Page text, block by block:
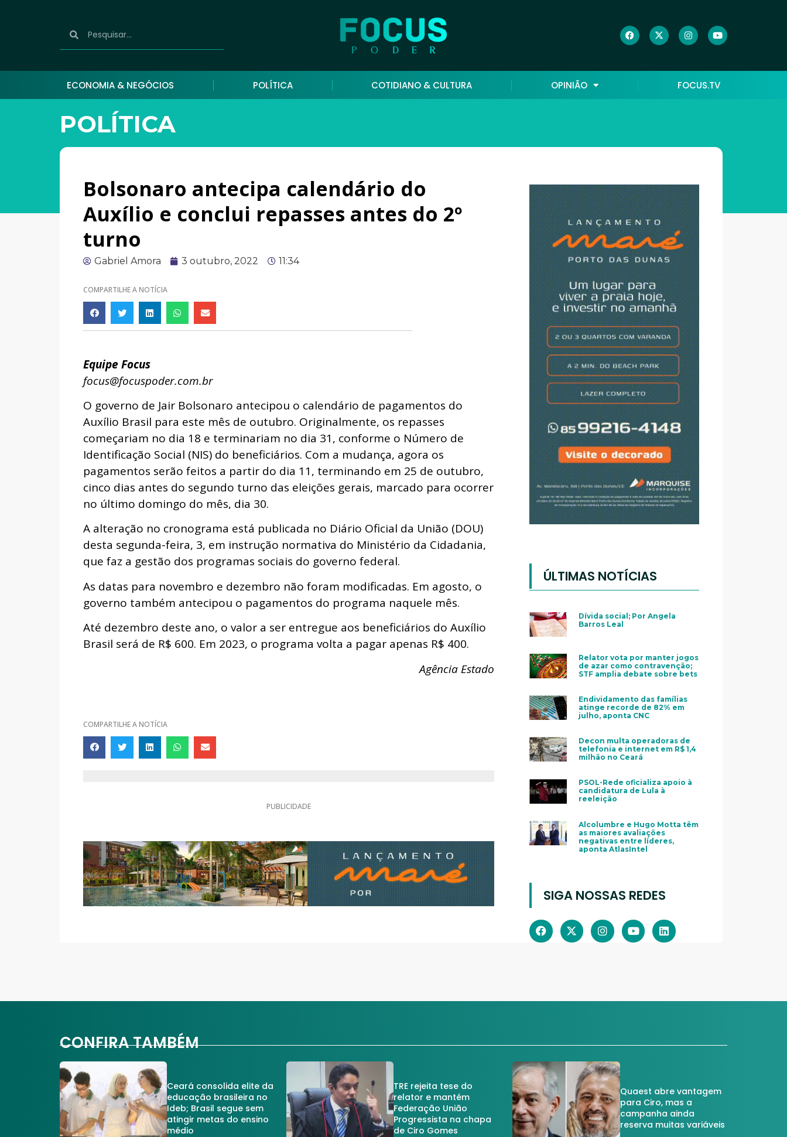
ECONOMIA & NEGÓCIOS POLÍTICA COTIDIANO & CULTURA OPINIÃO FOCUS.TV
POLÍTICA
Bolsonaro antecipa calendário do
Auxílio e conclui repasses antes do 2º
turno
Gabriel Amora 3 outubro, 2022 11:34
COMPARTILHE A NOTÍCIA
Equipe Focus
focus@focuspoder.com.br
O governo de Jair Bolsonaro antecipou o calendário de pagamentos do
Auxílio Brasil para este mês de outubro. Originalmente, os repasses
começariam no dia 18 e terminariam no dia 31, conforme o Número de
Identificação Social (NIS) do beneficiários. Com a mudança, agora os
pagamentos serão feitos a partir do dia 11, terminando em 25 de outubro,
cinco dias antes do segundo turno das eleições gerais, marcado para ocorrer
no último domingo do mês, dia 30.
A alteração no cronograma está publicada no Diário Oficial da União (DOU)
desta segunda-feira, 3, em instrução normativa do Ministério da Cidadania,
que faz a gestão dos programas sociais do governo federal.
As datas para novembro e dezembro não foram modificadas. Em agosto, o
governo também antecipou o pagamentos do programa naquele mês.
Até dezembro deste ano, o valor a ser entregue aos beneficiários do Auxílio
Brasil será de R$ 600. Em 2023, o programa volta a pagar apenas R$ 400.
Agência Estado
COMPARTILHE A NOTÍCIA
PUBLICIDADE
ÚLTIMAS NOTÍCIAS
Dívida social; Por Angela
Barros Leal
Relator vota por manter jogos
de azar como contravenção;
STF amplia debate sobre bets
Endividamento das famílias
atinge recorde de 82% em
julho, aponta CNC
Decon multa operadoras de
telefonia e internet em R$ 1,4
milhão no Ceará
PSOL-Rede oficializa apoio à
candidatura de Lula à
reeleição
Alcolumbre e Hugo Motta têm
as maiores avaliações
negativas entre líderes,
aponta AtlasIntel
SIGA NOSSAS REDES
CONFIRA TAMBÉM
Ceará consolida elite da
educação brasileira no
Ideb; Brasil segue sem
atingir metas do ensino
médio
TRE rejeita tese do
relator e mantém
Federação União
Progressista na chapa
de Ciro Gomes
Quaest abre vantagem
para Ciro, mas a
campanha ainda
reserva muitas variáveis